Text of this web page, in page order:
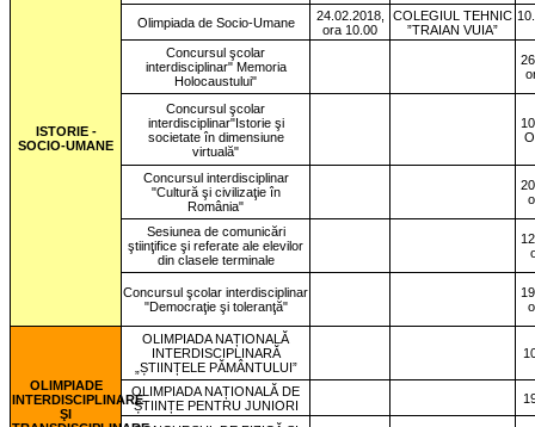
ISTORIE -
SOCIO-UMANE
Olimpiada de Socio-Umane
24.02.2018,
ora 10.00
COLEGIUL TEHNIC
”TRAIAN VUIA”
Concursul şcolar
interdisciplinar" Memoria
Holocaustului"
Concursul şcolar
interdisciplinar"Istorie şi
societate în dimensiune
virtuală"
Concursul interdisciplinar
"Cultură şi civilizaţie în
România"
Sesiunea de comunicări
ştiinţifice şi referate ale elevilor
din clasele terminale
Concursul şcolar interdisciplinar
"Democraţie şi toleranţă"
OLIMPIADE
INTERDISCIPLINARE
ŞI
OLIMPIADA NAȚIONALĂ
INTERDISCIPLINARĂ
„ȘTIINȚELE PĂMÂNTULUI”
OLIMPIADA NAȚIONALĂ DE
ȘTIINȚE PENTRU JUNIORI